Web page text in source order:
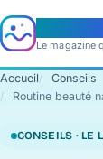
Le magazine
Accueil
Conseils
Routine beauté
CONSEILS · LE